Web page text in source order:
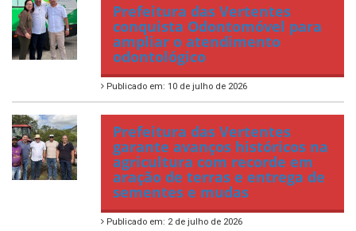
Prefeitura das Vertentes
conquista Odontomóvel para
ampliar o atendimento
odontológico
Publicado em: 10 de julho de 2026
Prefeitura das Vertentes
garante avanços históricos na
agricultura com recorde em
aração de terras e entrega de
sementes e mudas
Publicado em: 2 de julho de 2026